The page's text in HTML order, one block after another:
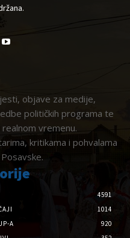
objave za medije,
političkih programa te
vremenu.
kritikama i pohvalama
4591
1014
A
920